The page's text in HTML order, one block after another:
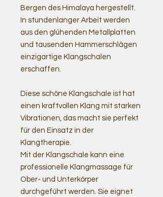
Bergen des Himalaya hergestellt.
In stundenlanger Arbeit werden
aus den glühenden Metallplatten
und tausenden Hammerschlägen
einzigartige Klangschalen
erschaffen.
Diese schöne Klangschale ist hat
einen kraftvollen Klang mit starken
Vibrationen, das macht sie perfekt
für den Einsatz in der
Klangtherapie.
Mit der Klangschale kann eine
professionelle Klangmassage für
Ober- und Unterkörper
durchgeführt werden. Sie eignet